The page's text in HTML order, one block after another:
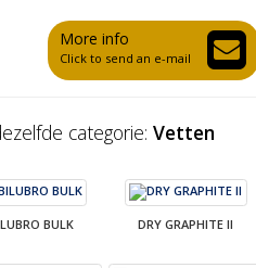
More info
Click to send an e-mail
categorie: Vetten
BULK DRY GRAPHITE II